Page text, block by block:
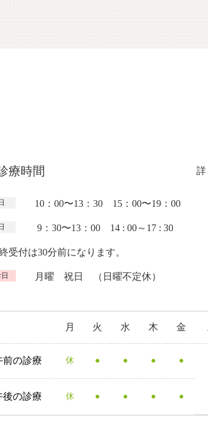
療時間 詳
10：00〜13：30 15：00〜19：00
9：30〜13：00 14 : 00～17 : 30
受付は30分前になります。
月曜 祝日 （日曜不定休）
月 火 水 木 金
前の診療 休 ● ● ● ●
後の診療 休 ● ● ● ●